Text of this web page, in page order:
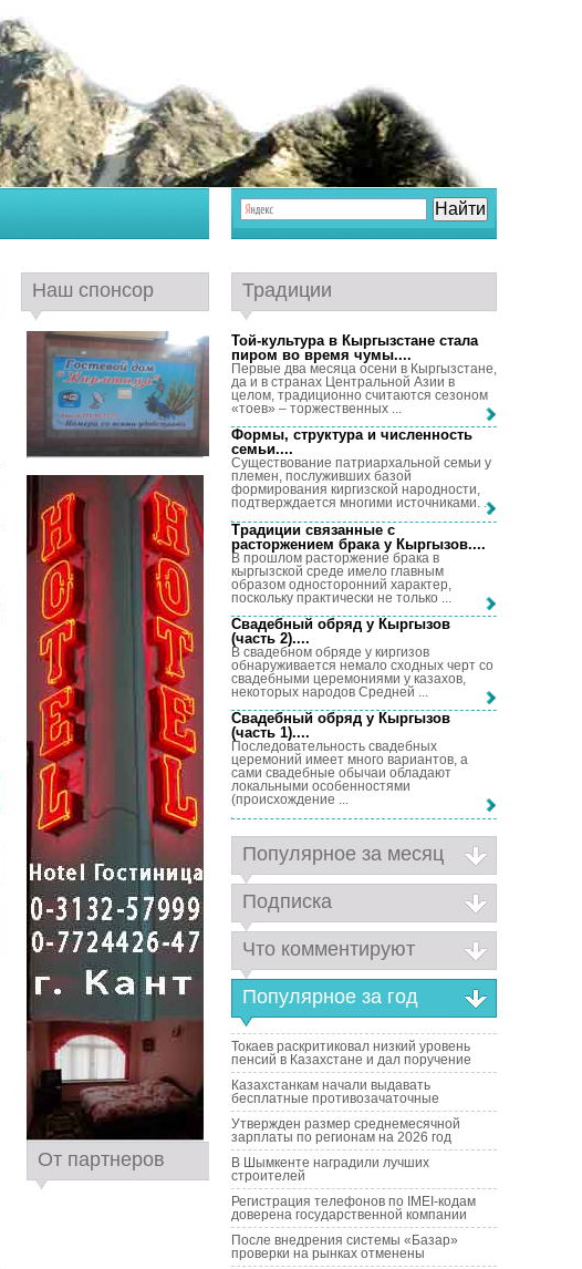
Наш спонсор
От партнеров
Традиции
Той-культура в Кыргызстане стала
пиром во время чумы....
Первые два месяца осени в Кыргызстане,
да и в странах Центральной Азии в
целом, традиционно считаются сезоном
«тоев» – торжественных ...
Формы, структура и численность
семьи....
Существование патриархальной семьи у
племен, послуживших базой
формирования киргизской народности,
подтверждается многими источниками. ...
Традиции связанные с
расторжением брака у Кыргызов....
В прошлом расторжение брака в
кыргызской среде имело главным
образом односторонний характер,
поскольку практически не только ...
Свадебный обряд у Кыргызов
(часть 2)....
В свадебном обряде у киргизов
обнаруживается немало сходных черт со
свадебными церемониями у казахов,
некоторых народов Средней ...
Свадебный обряд у Кыргызов
(часть 1)....
Последовательность свадебных
церемоний имеет много вариантов, а
сами свадебные обычаи обладают
локальными особенностями
(происхождение ...
Популярное за месяц
Подписка
Что комментируют
Популярное за год
Токаев раскритиковал низкий уровень
пенсий в Казахстане и дал поручение
Казахстанкам начали выдавать
бесплатные противозачаточные
Утвержден размер среднемесячной
зарплаты по регионам на 2026 год
В Шымкенте наградили лучших
строителей
Регистрация телефонов по IMEI-кодам
доверена государственной компании
После внедрения системы «Базар»
проверки на рынках отменены